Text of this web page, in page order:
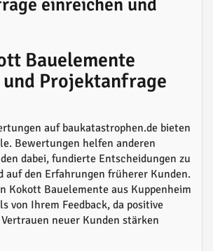
einreichen und
Bauelemente
Projektanfrage
auf baukatastrophen.de bieten
Bewertungen helfen anderen
dabei, fundierte Entscheidungen zu
auf den Erfahrungen früherer Kunden.
Kokott Bauelemente aus Kuppenheim
von Ihrem Feedback, da positive
Vertrauen neuer Kunden stärken